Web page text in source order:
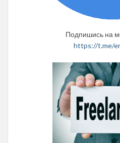
Подпишись на
https://t.me/